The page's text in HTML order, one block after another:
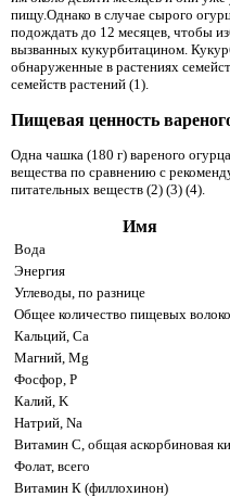
пищу.Однако в случае сырого
подождать до 12 месяцев, чтобы
вызванных кукурбитацином.
обнаруженные в растениях
семейств растений (1).
Пищевая ценность
Одна чашка (180 г) вареного
вещества по сравнению с
питательных веществ (2) (3) (4).
Имя
Вода
Энергия
Углеводы, по разнице
Общее количество пищевых
Кальций, Ca
Магний, Mg
Фосфор, P
Калий, K
Натрий, Na
Витамин C, общая аскорбиновая
Фолат, всего
Витамин К (филлохинон)